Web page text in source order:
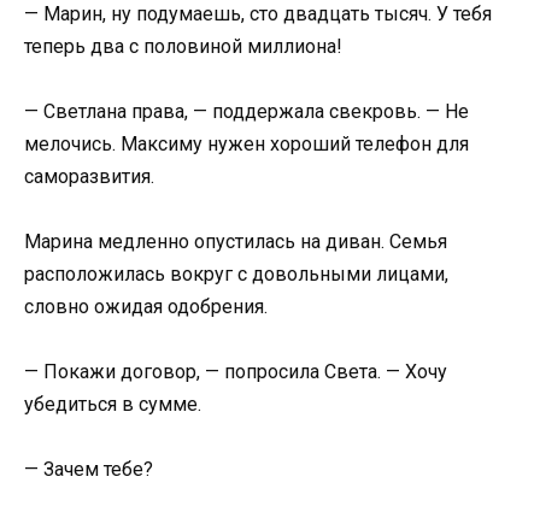
— Марин, ну подумаешь, сто двадцать тысяч. У тебя
теперь два с половиной миллиона!
— Светлана права, — поддержала свекровь. — Не
мелочись. Максиму нужен хороший телефон для
саморазвития.
Марина медленно опустилась на диван. Семья
расположилась вокруг с довольными лицами,
словно ожидая одобрения.
— Покажи договор, — попросила Света. — Хочу
убедиться в сумме.
— Зачем тебе?